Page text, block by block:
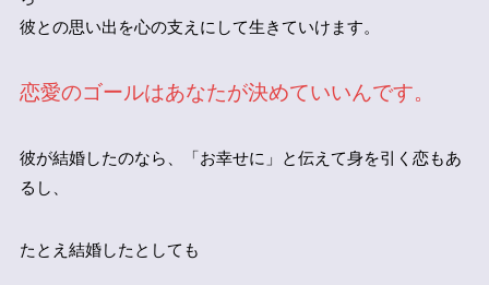
彼との思い出を心の支えにして生きていけます。
恋愛のゴールはあなたが決めていいんです。
彼が結婚したのなら、「お幸せに」と伝えて身を引く恋もあ
るし、
たとえ結婚したとしても